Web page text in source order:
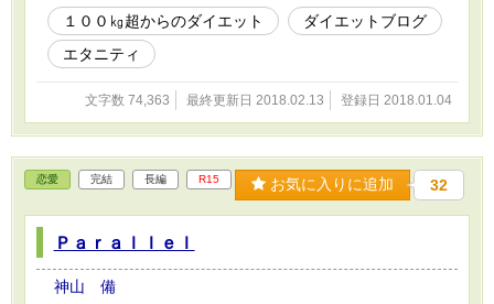
１００㎏超からのダイエット
ダイエットブログ
エタニティ
文字数 74,363 最終更新日 2018.02.13 登録日 2018.01.04
恋愛 完結 長編 R15 お気に入りに追加 32
Ｐａｒａｌｌｅｌ
神山 備